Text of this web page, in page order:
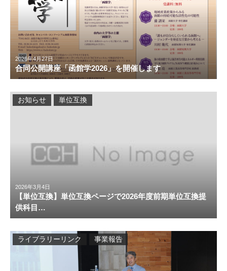
2026年4月27日
合同公開講座「函館学2026」を開催します
2026年3月4日
【単位互換】単位互換ページで2026年度前期単位互換提
供科目…
お知らせ 単位互換
ライブラリーリンク 事業報告